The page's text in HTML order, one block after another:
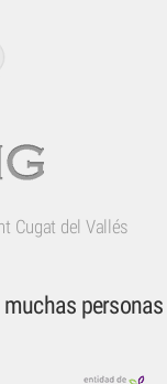
Cugat del Vallés
personas